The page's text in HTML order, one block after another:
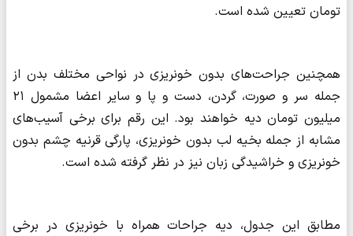
تومان تعیین شده است.
همچنین جراحت‌های بدون خونریزی در نواحی مختلف بدن از
جمله سر و صورت، گردن، دست و پا و سایر اعضا مشمول ۲۱
میلیون تومان دیه خواهند بود. این رقم برای برخی آسیب‌های
مشابه از جمله بخیه لب بدون خونریزی، پارگی قرنیه چشم بدون
خونریزی و خراشیدگی زبان نیز در نظر گرفته شده است.
مطابق این جدول، دیه جراحات همراه با خونریزی در برخی